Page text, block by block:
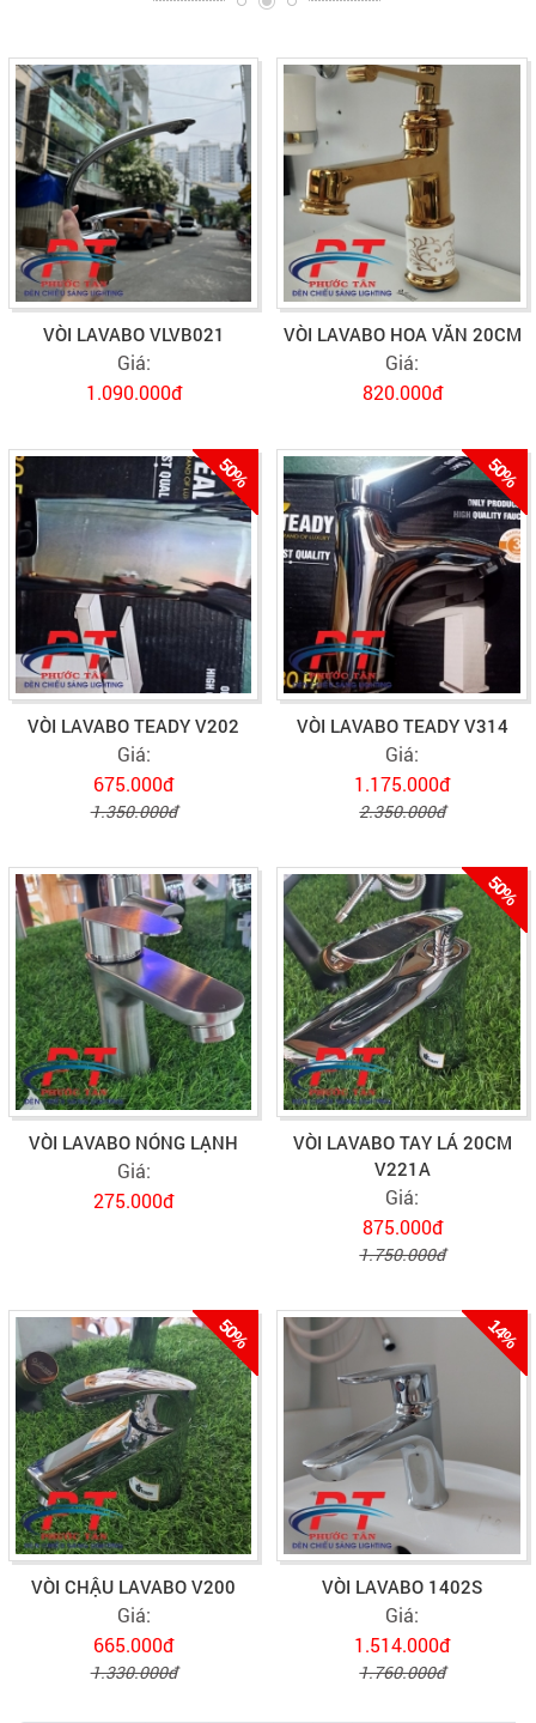
VÒI LAVABO VLVB021
Giá:
1.090.000đ
VÒI LAVABO HOA VĂN 20CM
Giá:
820.000đ
50%
VÒI LAVABO TEADY V202
Giá:
675.000đ
1.350.000đ
50%
VÒI LAVABO TEADY V314
Giá:
1.175.000đ
2.350.000đ
VÒI LAVABO NÓNG LẠNH
Giá:
275.000đ
50%
VÒI LAVABO TAY LÁ 20CM
V221A
Giá:
875.000đ
1.750.000đ
50%
VÒI CHẬU LAVABO V200
Giá:
665.000đ
1.330.000đ
14%
VÒI LAVABO 1402S
Giá:
1.514.000đ
1.760.000đ